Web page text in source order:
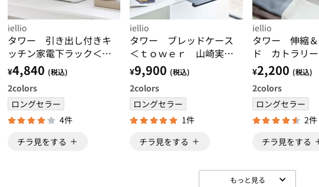
iellio
タワー 引き出し付きキ
ッチン家電下ラック＜ｔ
ｏｗｅｒ 山崎実業 キ
ッチン収納 キッチング
ッズ 収納棚 キッチン
棚＞
¥4,840 (税込)
2colors
ロングセラー
4件
チラ見をする
iellio
タワー ブレッドケース
＜ｔｏｗｅｒ 山崎実業
＞
¥9,900 (税込)
2colors
ロングセラー
1件
チラ見をする
iellio
タワー 伸縮
ド カトラリ
＜ｔｏｗｅｒ
＞
¥2,200 (税込)
2colors
ロングセラー
2件
チラ見をする
もっと見る